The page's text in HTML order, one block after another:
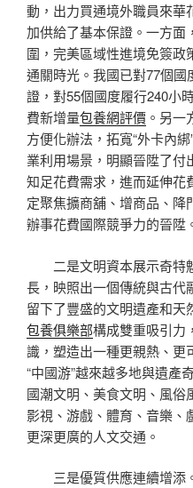
動，出力買通境外職員來華
加供給了基本保證。一方面
圍，完美區域性進境免簽
通關時光。我國已對77個
證，對55個國度履行240小
費新增量包養網評價 。另
方便化辦法，拓寬“外卡內
業利用場景，明顯晉陞了
知足花費需求，進而延伸花
定聚焦擴商舖、增商品、降
辦事花費國際競爭力的晉陞
二是文明資本展示奇
長，映照出一個傳統與古代
留下了豐盛的文明遺產和
包養俱樂部構成雙重吸引力
識，塑造出一種更親熱、更
“中國游”越來越多地與遺產
國潮文明、美食文明、風
影視、游戲、體育、音樂、
更深更廣的人文交通。
三是優質供應連續增添